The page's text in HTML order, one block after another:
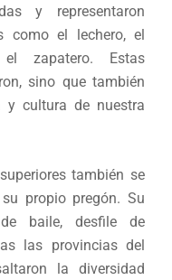
y representaron
como el lechero, el
zapatero. Estas
sino que también
y cultura de nuestra
también se
propio pregón. Su
baile, desfile de
las provincias del
la diversidad